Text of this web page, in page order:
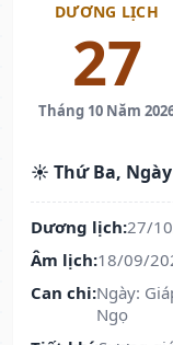
DƯƠNG LỊCH
27
Tháng 10 Năm
☀️ Thứ Ba, Ngày
Dương lịch:27/
Âm lịch:18/09/
Can chi:Ngày:
Ngọ